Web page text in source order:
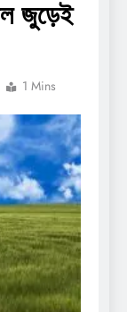
জুড়েই
1 Mins